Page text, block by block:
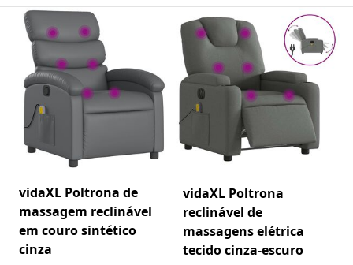
vidaXL Poltrona de
massagem reclinável
em couro sintético
cinza
vidaXL Poltrona
reclinável de
massagens elétrica
tecido cinza-escuro